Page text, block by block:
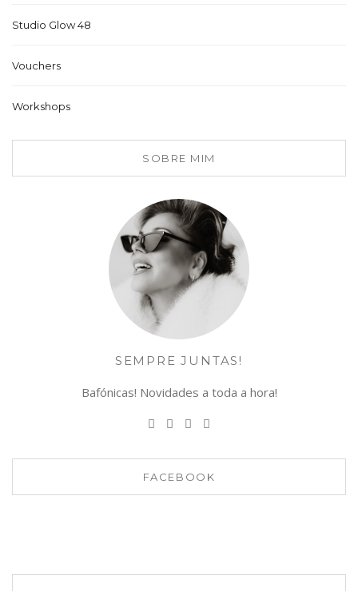
Studio Glow 48
Vouchers
Workshops
SOBRE MIM
SEMPRE JUNTAS!
Bafónicas! Novidades a toda a hora!
FACEBOOK